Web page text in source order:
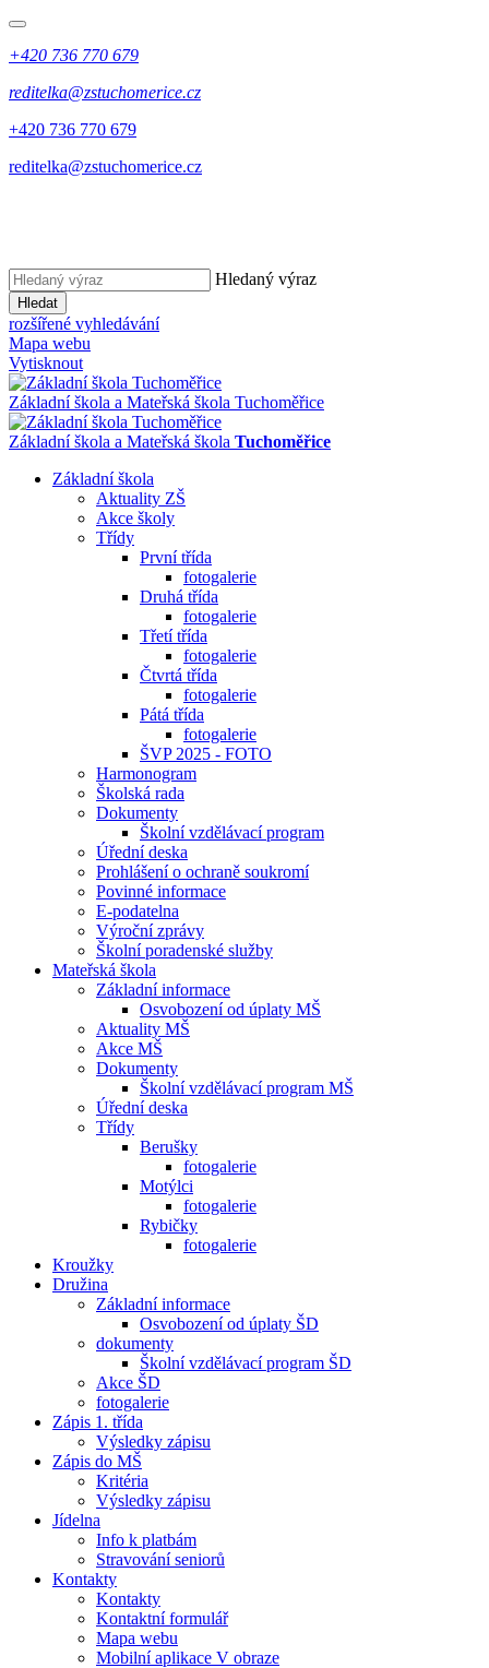
+420 736 770 679
reditelka@zstuchomerice.cz
+420 736 770 679
reditelka@zstuchomerice.cz
Hledaný výraz
Hledat
rozšířené vyhledávání
Mapa webu
Vytisknout
Základní škola a Mateřská škola Tuchoměřice
Základní škola a Mateřská škola Tuchoměřice
Základní škola
Aktuality ZŠ
Akce školy
Třídy
První třída
fotogalerie
Druhá třída
fotogalerie
Třetí třída
fotogalerie
Čtvrtá třída
fotogalerie
Pátá třída
fotogalerie
ŠVP 2025 - FOTO
Harmonogram
Školská rada
Dokumenty
Školní vzdělávací program
Úřední deska
Prohlášení o ochraně soukromí
Povinné informace
E-podatelna
Výroční zprávy
Školní poradenské služby
Mateřská škola
Základní informace
Osvobození od úplaty MŠ
Aktuality MŠ
Akce MŠ
Dokumenty
Školní vzdělávací program MŠ
Úřední deska
Třídy
Berušky
fotogalerie
Motýlci
fotogalerie
Rybičky
fotogalerie
Kroužky
Družina
Základní informace
Osvobození od úplaty ŠD
dokumenty
Školní vzdělávací program ŠD
Akce ŠD
fotogalerie
Zápis 1. třída
Výsledky zápisu
Zápis do MŠ
Kritéria
Výsledky zápisu
Jídelna
Info k platbám
Stravování seniorů
Kontakty
Kontakty
Kontaktní formulář
Mapa webu
Mobilní aplikace V obraze